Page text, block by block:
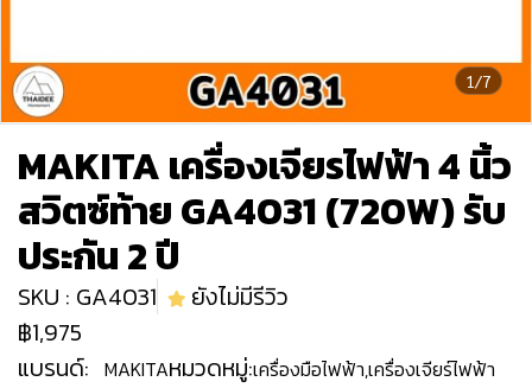
1/7
MAKITA เครื่องเจียรไฟฟ้า 4 นิ้ว
สวิตซ์ท้าย GA4031 (720W) รับ
ประกัน 2 ปี
SKU : GA4031
ยังไม่มีรีวิว
฿1,975
แบรนด์: MAKITAหมวดหมู่:เครื่องมือไฟฟ้า,เครื่องเจียร์ไฟฟ้า